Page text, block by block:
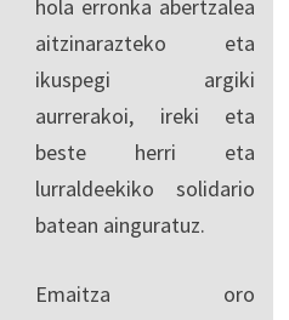
hola erronka abertzalea
aitzinarazteko eta
ikuspegi argiki
aurrerakoi, ireki eta
beste herri eta
lurraldeekiko solidario
batean ainguratuz.
Emaitza oro